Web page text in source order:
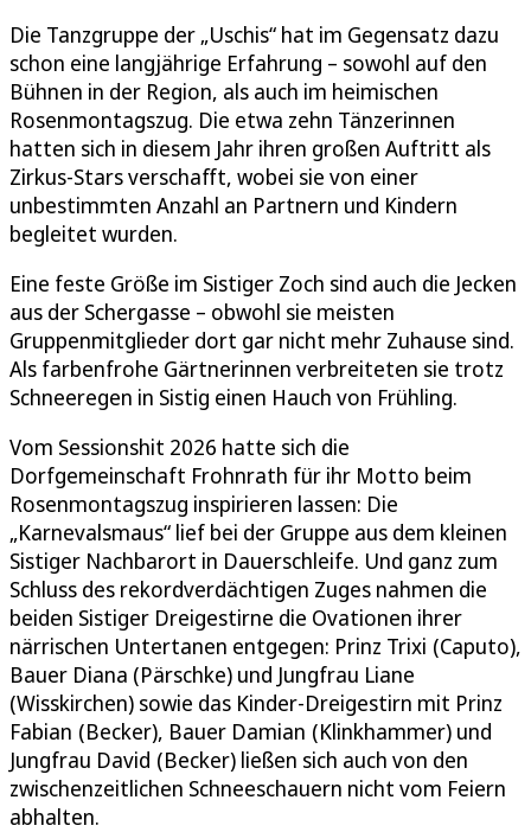
Die Tanzgruppe der „Uschis“ hat im Gegensatz dazu
schon eine langjährige Erfahrung – sowohl auf den
Bühnen in der Region, als auch im heimischen
Rosenmontagszug. Die etwa zehn Tänzerinnen
hatten sich in diesem Jahr ihren großen Auftritt als
Zirkus-Stars verschafft, wobei sie von einer
unbestimmten Anzahl an Partnern und Kindern
begleitet wurden.
Eine feste Größe im Sistiger Zoch sind auch die Jecken
aus der Schergasse – obwohl sie meisten
Gruppenmitglieder dort gar nicht mehr Zuhause sind.
Als farbenfrohe Gärtnerinnen verbreiteten sie trotz
Schneeregen in Sistig einen Hauch von Frühling.
Vom Sessionshit 2026 hatte sich die
Dorfgemeinschaft Frohnrath für ihr Motto beim
Rosenmontagszug inspirieren lassen: Die
„Karnevalsmaus“ lief bei der Gruppe aus dem kleinen
Sistiger Nachbarort in Dauerschleife. Und ganz zum
Schluss des rekordverdächtigen Zuges nahmen die
beiden Sistiger Dreigestirne die Ovationen ihrer
närrischen Untertanen entgegen: Prinz Trixi (Caputo),
Bauer Diana (Pärschke) und Jungfrau Liane
(Wisskirchen) sowie das Kinder-Dreigestirn mit Prinz
Fabian (Becker), Bauer Damian (Klinkhammer) und
Jungfrau David (Becker) ließen sich auch von den
zwischenzeitlichen Schneeschauern nicht vom Feiern
abhalten.